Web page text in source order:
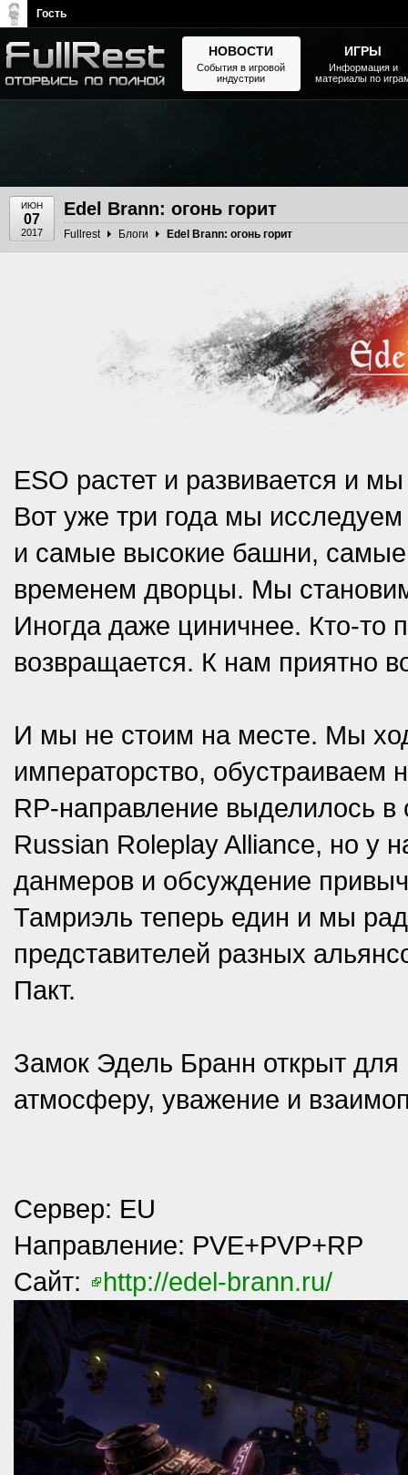
ИЮН
07
2017
Edel Brann: огонь горит
Fullrest Блоги Edel Brann: огонь горит
ESO растет и развивается и
Вот уже три года мы
и самые высокие башни,
временем дворцы. Мы
Иногда даже циничнее. Кто-то
возвращается. К нам приятно
И мы не стоим на месте. Мы
императорство,
RP-направление выделилось в
Russian Roleplay Alliance, но у
данмеров и обсуждение
Тамриэль теперь един и мы
представителей разных
Пакт.
Замок Эдель Бранн открыт
атмосферу, уважение и
Cepвер: EU
Направление: PVE+PVP+RP
Сайт:
http://edel-brann.ru/
НОВОСТИ
События в игровой
индустрии
ИГРЫ
Информация и
материалы по
Гость